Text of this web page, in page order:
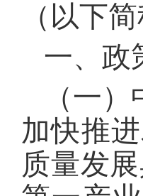
（以下
一、政
（一
加快推
质量发